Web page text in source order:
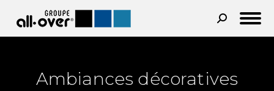
Recherche
:
Ambiances décoratives